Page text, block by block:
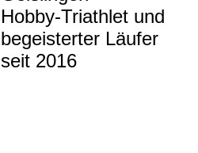
Hobby-Triathlet und
begeisterter Läufer
seit 2016